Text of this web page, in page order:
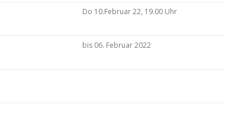
Do 10.Februar 22, 19.00 Uhr
bis 06. Februar 2022